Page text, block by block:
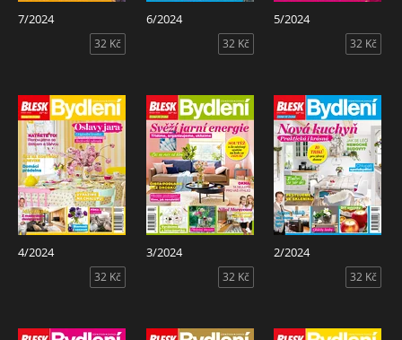
7/2024
32 Kč
6/2024
32 Kč
5/2024
32 Kč
4/2024
32 Kč
3/2024
32 Kč
2/2024
32 Kč